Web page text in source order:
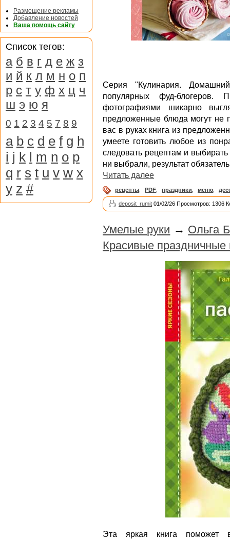
Серия "Кулинария.
популярных фуд-блогеров.
фотографиями шикарно
предложенные блюда могут не
вас в руках книга из
умеете готовить любое из
следовать рецептам и
ни выбрали, результат
Читать далее
рецепты PDF праздники меню
deposit_rumit 01/02/26 Просмотров: 1306
Умелые руки → Ольга
Красивые праздничные
Эта яркая книга поможет
Размещение рекламы
Добавление новостей
Ваша помощь сайту
Список тегов:
а б в г д е ж з
и й к л м н о п
р с т у ф х ц ч
ш э ю я
0 1 2 3 4 5 7 8 9
a b c d e f g h
i j k l m n o p
q r s t u v w x
y z #